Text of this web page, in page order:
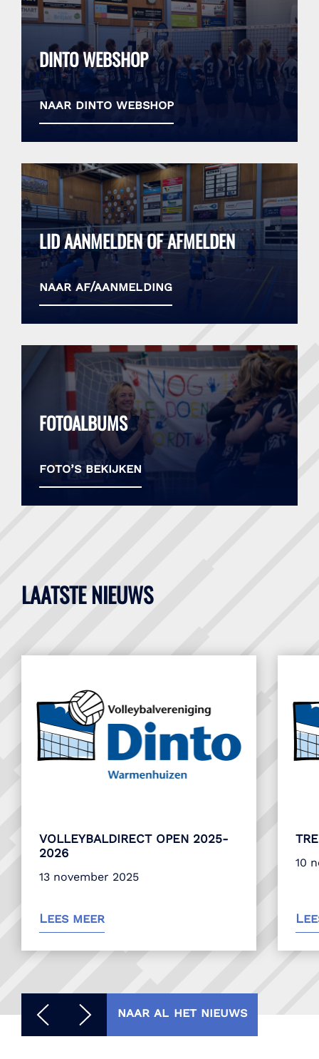
DINTO WEBSHOP
naar dinto webshop
LID AANMELDEN OF AFMELDEN
naar af/aanmelding
FOTOALBUMS
foto’s bekijken
LAATSTE NIEUWS
VOLLEYBALDIRECT OPEN 2025-
2026
13 november 2025
Lees meer
10
naar al het nieuws